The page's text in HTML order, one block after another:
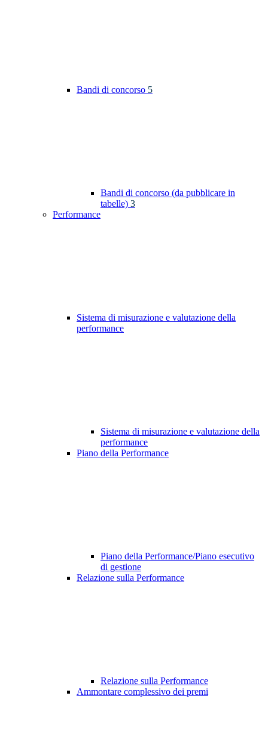
Bandi di concorso 5
Bandi di concorso (da pubblicare in
tabelle) 3
Performance
Sistema di misurazione e valutazione della
performance
Sistema di misurazione e valutazione della
performance
Piano della Performance
Piano della Performance/Piano esecutivo
di gestione
Relazione sulla Performance
Relazione sulla Performance
Ammontare complessivo dei premi